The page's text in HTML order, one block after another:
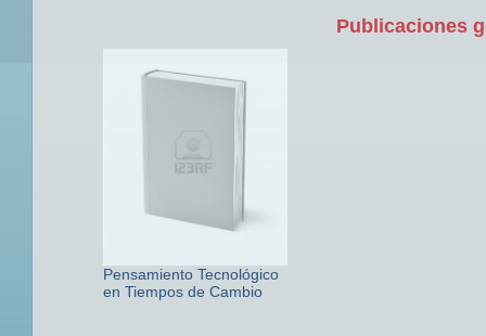
Publicaciones
Pensamiento Tecnológico
en Tiempos de Cambio